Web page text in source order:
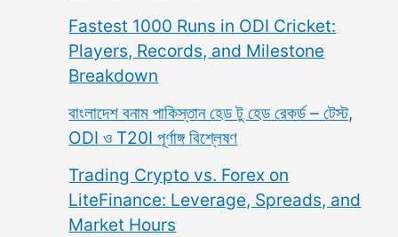
Fastest 1000 Runs in ODI Cricket:
Players, Records, and Milestone
Breakdown
বাংলাদেশ বনাম পাকিস্তান হেড টু হেড রেকর্ড – টেস্ট,
ODI ও T20I পূর্ণাঙ্গ বিশ্লেষণ
Trading Crypto vs. Forex on
LiteFinance: Leverage, Spreads, and
Market Hours